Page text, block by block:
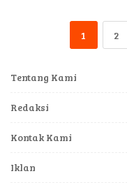
1 2
Tentang Kami
Redaksi
Kontak Kami
Iklan